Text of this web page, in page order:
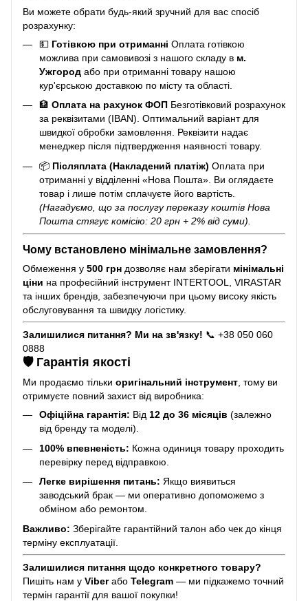
Ви можете обрати будь-який зручний для вас спосіб
розрахунку:
💵 Готівкою при отриманні Оплата готівкою
можлива при самовивозі з нашого складу в м.
Ужгород або при отриманні товару нашою
кур'єрською доставкою по місту та області.
🏦 Оплата на рахунок ФОП Безготівковий розрахунок
за реквізитами (IBAN). Оптимальний варіант для
швидкої обробки замовлення. Реквізити надає
менеджер після підтвердження наявності товару.
📦 Післяплата (Накладений платіж) Оплата при
отриманні у відділенні «Нова Пошта». Ви оглядаєте
товар і лише потім сплачуєте його вартість.
(Нагадуємо, що за послугу переказу коштів Нова
Пошта стягує комісію: 20 грн + 2% від суми).
Чому встановлено мінімальне замовлення?
Обмеження у 500 грн дозволяє нам зберігати мінімальні
ціни на професійний інструмент INTERTOOL, VIRASTAR
та інших брендів, забезпечуючи при цьому високу якість
обслуговування та швидку логістику.
Залишилися питання? Ми на зв'язку! 📞 +38 050 060
0888
🛡️ Гарантія якості
Ми продаємо тільки оригінальний інструмент, тому ви
отримуєте повний захист від виробника:
Офіційна гарантія: Від 12 до 36 місяців (залежно
від бренду та моделі).
100% впевненість: Кожна одиниця товару проходить
перевірку перед відправкою.
Легке вирішення питань: Якщо виявиться
заводський брак — ми оперативно допоможемо з
обміном або ремонтом.
Важливо: Зберігайте гарантійний талон або чек до кінця
терміну експлуатації.
Залишилися питання щодо конкретного товару?
Пишіть нам у Viberабо Telegram — ми підкажемо точний
термін гарантії для вашої покупки!